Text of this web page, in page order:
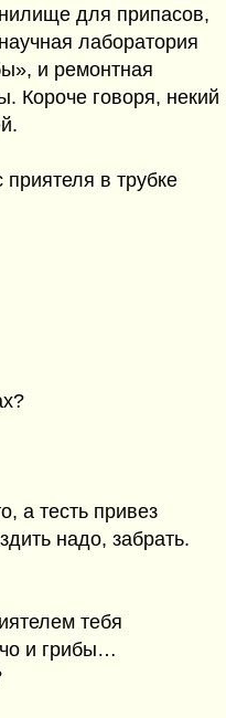
для припасов,
лаборатория
и ремонтная
Короче говоря, некий
в трубке
а тесть привез
надо, забрать.
тебя
и грибы…